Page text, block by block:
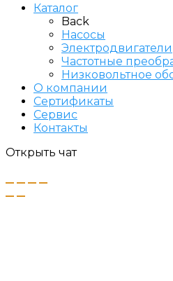
Каталог
Back
Насосы
Электродвигатели
Частотные
Низковольтное
О компании
Сертификаты
Сервис
Контакты
Открыть чат